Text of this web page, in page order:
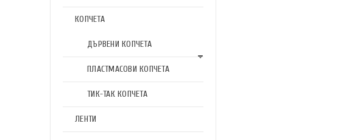
КОПЧЕТА
ДЪРВЕНИ КОПЧЕТА
ПЛАСТМАСОВИ КОПЧЕТА
ТИК-ТАК КОПЧЕТА
ЛЕНТИ